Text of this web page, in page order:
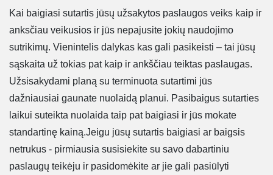
Kai baigiasi sutartis jūsų užsakytos paslaugos veiks kaip ir
anksčiau veikusios ir jūs nepajusite jokių naudojimo
sutrikimų. Vienintelis dalykas kas gali pasikeisti – tai jūsų
sąskaita už tokias pat kaip ir ankščiau teiktas paslaugas.
Užsisakydami planą su terminuota sutartimi jūs
dažniausiai gaunate nuolaidą planui. Pasibaigus sutarties
laikui suteikta nuolaida taip pat baigiasi ir jūs mokate
standartinę kainą.Jeigu jūsų sutartis baigiasi ar baigsis
netrukus - pirmiausia susisiekite su savo dabartiniu
paslaugų teikėju ir pasidomėkite ar jie gali pasiūlyti